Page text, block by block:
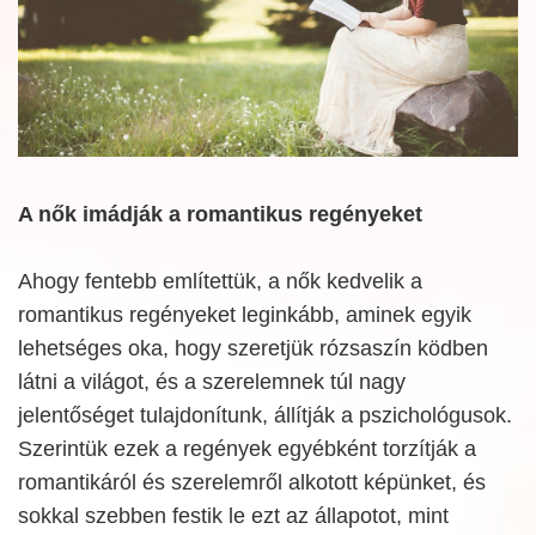
A nők imádják a romantikus regényeket
Ahogy fentebb említettük, a nők kedvelik a
romantikus regényeket leginkább, aminek egyik
lehetséges oka, hogy szeretjük rózsaszín ködben
látni a világot, és a szerelemnek túl nagy
jelentőséget tulajdonítunk, állítják a pszichológusok.
Szerintük ezek a regények egyébként torzítják a
romantikáról és szerelemről alkotott képünket, és
sokkal szebben festik le ezt az állapotot, mint